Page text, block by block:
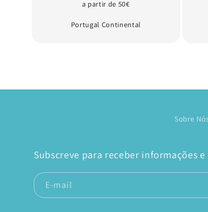
a partir de 50€
Portugal Continental
Sobre
Subscreve para receber informações
E-mail